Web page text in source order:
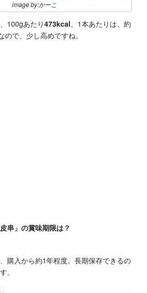
image by:かーこ
100gあたり473kcal。1本あたりは、約
ので、少し高めですね。
串」の賞味期限は？
購入から約1年程度。長期保存できるの
。